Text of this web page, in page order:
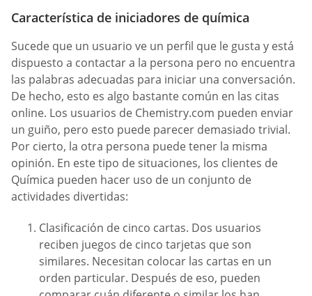
Característica de iniciadores de química
Sucede que un usuario ve un perfil que le gusta y está
dispuesto a contactar a la persona pero no encuentra
las palabras adecuadas para iniciar una conversación.
De hecho, esto es algo bastante común en las citas
online. Los usuarios de Chemistry.com pueden enviar
un guiño, pero esto puede parecer demasiado trivial.
Por cierto, la otra persona puede tener la misma
opinión. En este tipo de situaciones, los clientes de
Química pueden hacer uso de un conjunto de
actividades divertidas:
Clasificación de cinco cartas. Dos usuarios
reciben juegos de cinco tarjetas que son
similares. Necesitan colocar las cartas en un
orden particular. Después de eso, pueden